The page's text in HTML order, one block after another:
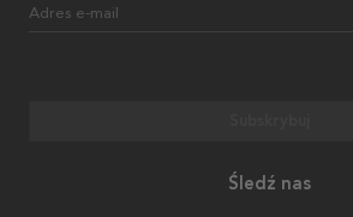
Adres e-mail
Śledź nas